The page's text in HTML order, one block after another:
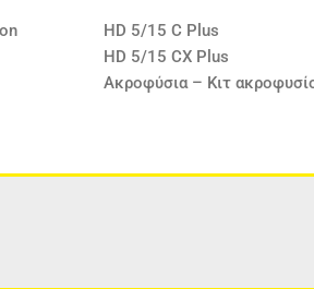
HD 5/15 C Plus
HD 5/15 CX Plus
Ακροφύσια – Κιτ